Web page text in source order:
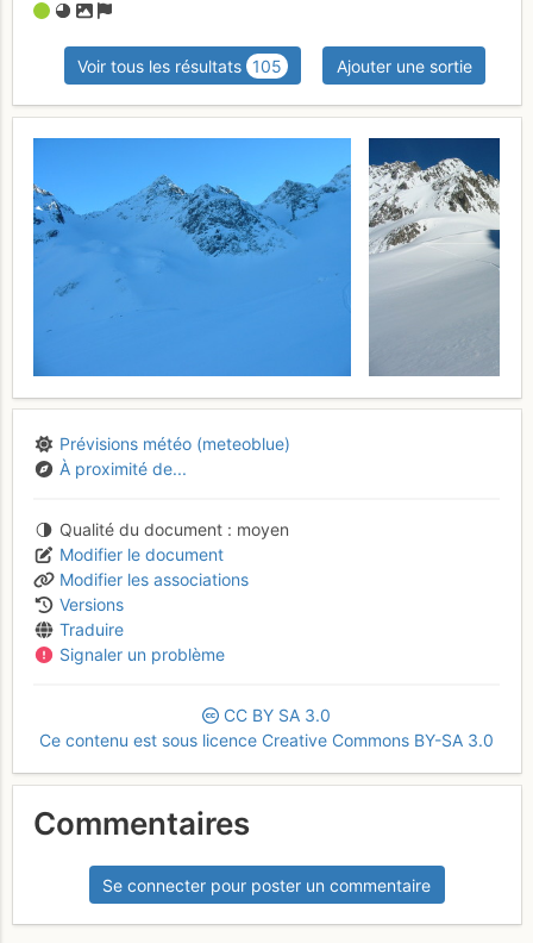
Voir tous les résultats 105 Ajouter une sortie
Prévisions météo (meteoblue)
À proximité de...
Qualité du document
moyen
Modifier le document
Modifier les associations
Versions
Traduire
Signaler un problème
CC BY SA 3.0
Ce contenu est sous licence Creative Commons BY-SA 3.0
Commentaires
Se connecter pour poster un commentaire